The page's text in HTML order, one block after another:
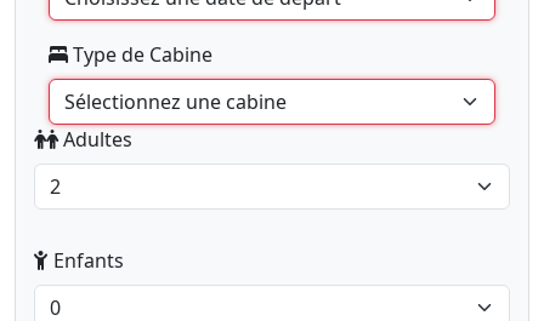
Type de Cabine
Adultes
Enfants